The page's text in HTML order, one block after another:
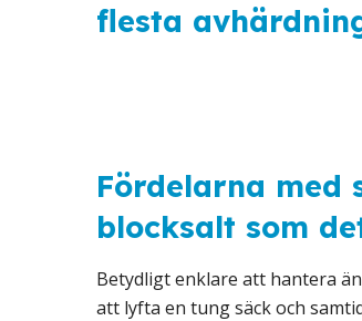
flesta
Fördelarna med
blocksalt som
Betydligt enklare att hantera
att lyfta en tung säck och